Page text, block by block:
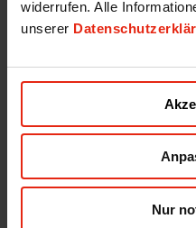
widerrufen. Alle
unserer
Nur
office(at)energy3000.com
© Energy3000 solar GmbH